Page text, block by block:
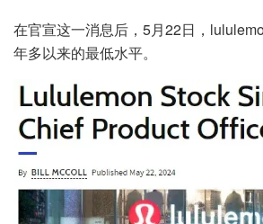
在官宣这一消息后，5月22日，
年多以来的最低水平。